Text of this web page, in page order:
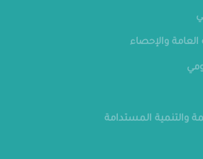
العامة والإحصاء
والتنمية المستدامة